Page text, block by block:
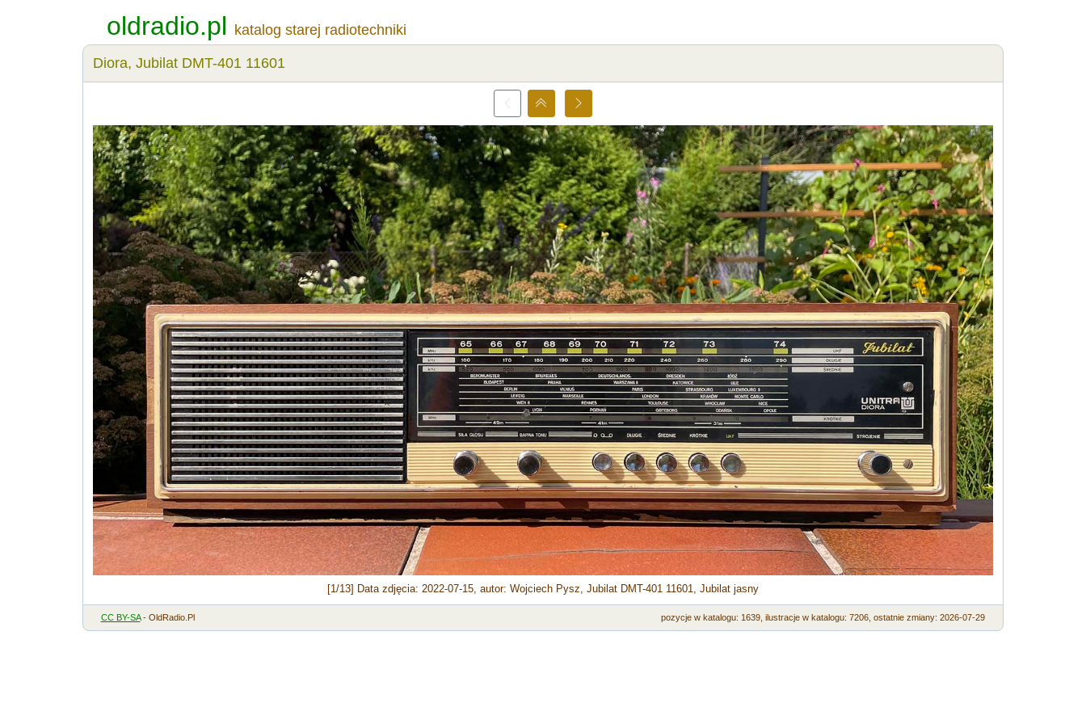
oldradio.pl katalog starej radiotechniki
Diora, Jubilat DMT-401 11601
[1/13] Data zdjęcia: 2022-07-15, autor: Wojciech Pysz, Jubilat DMT-401 11601, Jubilat jasny
CC BY-SA- OldRadio.Pl pozycje w katalogu: 1639,ilustracje w katalogu: 7206,ostatnie zmiany: 2026-07-29